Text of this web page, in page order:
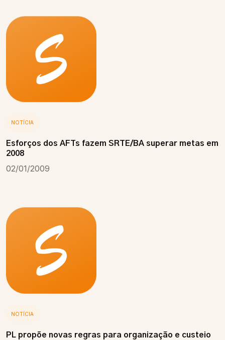
NOTÍCIA
Esforços dos AFTs fazem SRTE/BA superar metas em
2008
02/01/2009
NOTÍCIA
PL propõe novas regras para organização e custeio